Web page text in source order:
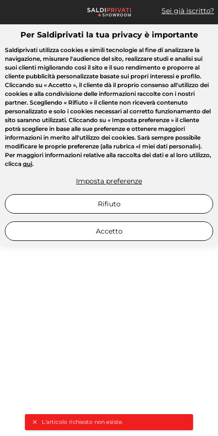
Sei già iscritto?
Cosa cerchi?
L'articolo richiesto non esiste.
Tutte le vendite Moda Casa Bellezza Elettrodomestici
Per Saldiprivati la tua privacy è importante
Saldiprivati utilizza cookies e simili tecnologie al fine di analizzare la
navigazione, misurare l'audience del sito, realizzare studi e analisi sui
suoi clienti migliorando così il sito e il suo rendimento e proporre al
cliente pubblicità personalizzate basate sui propri interessi e profilo.
Cliccando su « Accetto », il cliente dà il proprio consenso all'utilizzo dei
cookies e alla condivisione delle informazioni raccolte con i nostri
partner. Scegliendo « Rifiuto » il cliente non riceverà contenuto
personalizzato e solo i cookies necessari al corretto funzionamento del
sito saranno utilizzati. Cliccando su « Imposta preferenze » il cliente
potrà scegliere in base alle sue preferenze e ottenere maggiori
informazioni in merito all'utilizzo dei cookies. Sarà sempre possibile
modificare le proprie preferenze (alla rubrica «I miei dati personali»).
Per maggiori informazioni relative alla raccolta dei dati e al loro utilizzo,
clicca qui.
Imposta preferenze
Rifiuto
Accetto